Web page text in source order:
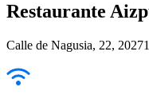
Restaurante
Calle de Nagusia, 22,